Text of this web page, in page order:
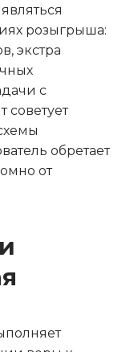
розыгрыша:
экстра
с
обретает
от